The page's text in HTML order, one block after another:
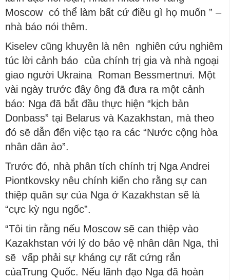
Moscow có thể làm bất cứ điều gì họ muốn ” –
nhà báo nói thêm.
Kiselev cũng khuyên là nên nghiên cứu nghiêm
túc lời cảnh báo của chính trị gia và nhà ngoại
giao người Ukraina Roman Bessmertnưi. Một
vài ngày trước đây ông đã đưa ra một cảnh
báo: Nga đã bắt đầu thực hiện “kịch bản
Donbass” tại Belarus và Kazakhstan, mà theo
đó sẽ dẫn đến việc tạo ra các “Nước cộng hòa
nhân dân ảo”.
Trước đó, nhà phân tích chính trị Nga Andrei
Piontkovsky nêu chính kiến cho rằng sự can
thiệp quân sự của Nga ở Kazakhstan sẽ là
“cực kỳ ngu ngốc”.
“Tôi tin rằng nếu Moscow sẽ can thiệp vào
Kazakhstan với lý do bảo vệ nhân dân Nga, thì
sẽ vấp phải sự kháng cự rất cứng rắn
củaTrung Quốc. Nếu lãnh đạo Nga đã hoàn